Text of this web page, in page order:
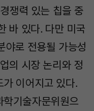
쟁력 있는 칩을 중
바 있다. 다만 미국
야로 전용될 가능성
의 시장 논리와 정
이어지고 있다.
기술자문위원으